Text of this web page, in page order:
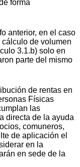
forma
anterior, en el caso
de volumen
3.1.b) solo en
parte del mismo
de rentas en
Físicas
las
directa de la ayuda
comuneros,
de aplicación el
en la
en sede de la